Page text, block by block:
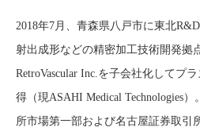
2018年7月、青森県八戸市に東北
射出成形などの精密加工技術開発拠
RetroVascular Inc.を子会社化してプ
得（現ASAHI Medical Technologies）
所市場第一部および名古屋証券取引